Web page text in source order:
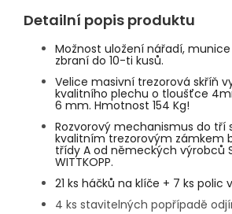
Detailní popis produktu
Možnost uložení nářadí,
zbraní do 10-ti kusů.
Velice masivní trezorová skříň
kvalitního plechu o tloušťce
6 mm. Hmotnost 154 Kg!
Rozvorový mechanismus do tří
kvalitním trezorovým zámkem
třídy A od německých výrobců
WITTKOPP.
21 ks háčků na klíče + 7 ks polic
4 ks stavitelných popřípadě